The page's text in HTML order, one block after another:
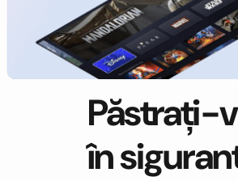
Păstrați-
în